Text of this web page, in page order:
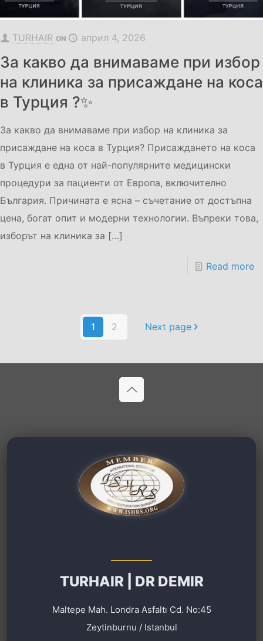
TURHAIR ON април 4, 2026
За какво да внимаваме при избор
на клиника за присаждане на коса
в Турция ?✨
За какво да внимаваме при избор на клиника за
присаждане на коса в Турция? Присаждането на коса
в Турция е една от най-популярните медицински
процедури за пациенти от Европа, включително
България. Причината е ясна – съчетание от достъпна
цена, богат опит и модерни технологии. Въпреки това,
изборът на клиника за […]
Read more
1 2 Next page
TURHAIR | DR DEMIR
Maltepe Mah. Londra Asfaltı Cd. No:45
Zeytinburnu / Istanbul